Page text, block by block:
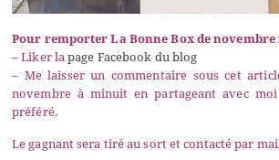
Pour remporter La Bonne Box de
– Liker lapage Facebook du blog
– Me laisser un commentaire sous cet
novembre à minuit en partageant avec
préféré.
Le gagnant sera tiré au sort et contacté par